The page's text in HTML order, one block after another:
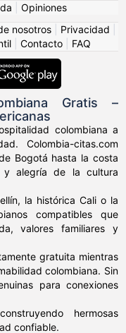
Opiniones
nosotros Privacidad
Contacto FAQ
Gratis –
colombiana a
Colombia-citas.com
Bogotá hasta la costa
y alegría de la cultura
la histórica Cali o la
compatibles que
valores familiares y
gratuita mientras
colombiana. Sin
para conexiones
hermosas
confiable.